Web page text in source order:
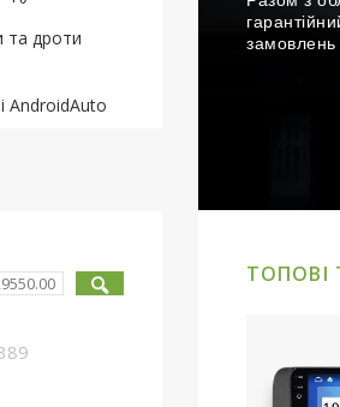
замовлень
ТОПОВІ
та дроти
AndroidAuto